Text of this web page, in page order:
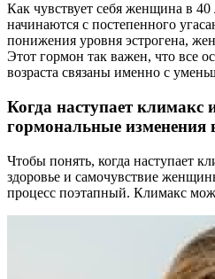
Как чувствует себя женщина в
начинаются с постепенного
понижения уровня эстрогена,
Этот гормон так важен, что все
возраста связаны именно с
Когда наступает климакс
гормональные
Чтобы понять, когда наступает
здоровье и самочувствие
процесс поэтапный. Климакс